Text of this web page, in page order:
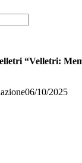
“Velletri:
06/10/2025